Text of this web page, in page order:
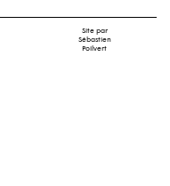
Site par
Sébastien
Poilvert